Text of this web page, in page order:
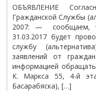
ОБЪЯВЛЕНИЕ
Гражданской Службы
2007: — сообщаем,
31.03.2017 будет
службу
заявлений от
информацией
К. Маркса 55, 4-й
Басарабяска), […]